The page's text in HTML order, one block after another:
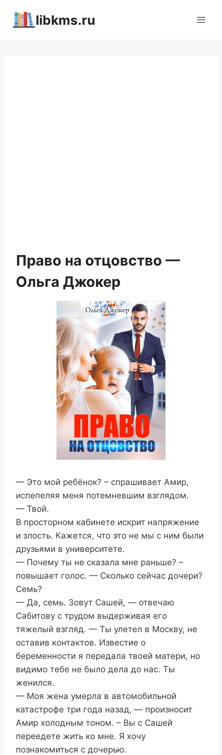
libkms.ru
Право на отцовство —
Ольга Джокер
— Это мой ребёнок? – спрашивает Амир,
испепеляя меня потемневшим взглядом.
— Твой.
В просторном кабинете искрит напряжение
и злость. Кажется, что это не мы с ним были
друзьями в университете.
— Почему ты не сказала мне раньше? –
повышает голос. — Сколько сейчас дочери?
Семь?
— Да, семь. Зовут Сашей, — отвечаю
Сабитову с трудом выдерживая его
тяжелый взгляд. — Ты улетел в Москву, не
оставив контактов. Известие о
беременности я передала твоей матери, но
видимо тебе не было дела до нас. Ты
женился.
— Моя жена умерла в автомобильной
катастрофе три года назад, — произносит
Амир холодным тоном. – Вы с Сашей
переедете жить ко мне. Я хочу
познакомиться с дочерью.